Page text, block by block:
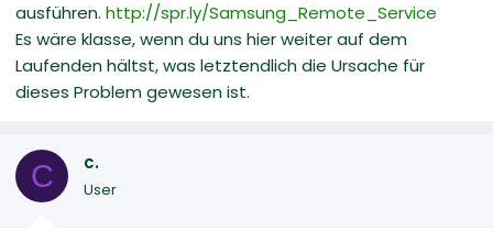
ausführen. http://spr.ly/Samsung_Remote_Service
Es wäre klasse, wenn du uns hier weiter auf dem
Laufenden hältst, was letztendlich die Ursache für
dieses Problem gewesen ist.
C c.
User